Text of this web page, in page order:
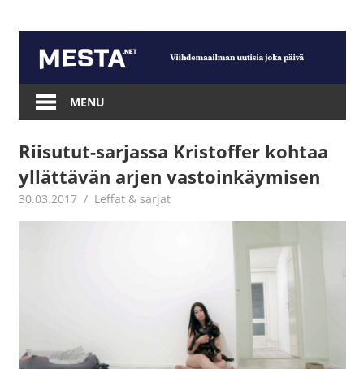
content
Mesta.net
MENU
Riisutut-sarjassa Kristoffer kohtaa
yllättävän arjen vastoinkäymisen
30.03.2017 Juha Kaunisto
Leffat & sarjat